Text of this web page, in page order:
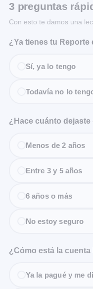
3 preguntas
Con esto te damos una
¿Ya tienes tu
Sí, ya lo tengo
Todavía no lo
¿Hace cuánto
Menos de 2 años
Entre 3 y 5 años
6 años o más
No estoy seguro
¿Cómo está la cuenta
Ya la pagué y me